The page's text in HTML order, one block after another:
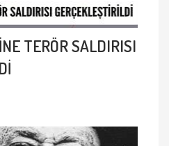
TERÖR SALDIRISI